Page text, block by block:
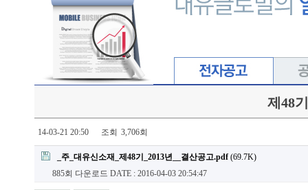
제48
14-03-21 20:50 조회 3,706회
_주_대유신소재_제48기_2013년__결산공고.pdf(69.7K)
885회 다운로드 DATE : 2016-04-03 20:54:47